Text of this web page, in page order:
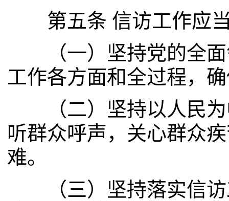
第五条 信访工作应当
（一）坚持党的全面
工作各方面和全过程，
（二）坚持以人民为
听群众呼声，关心群众
难。
（三）坚持落实信访